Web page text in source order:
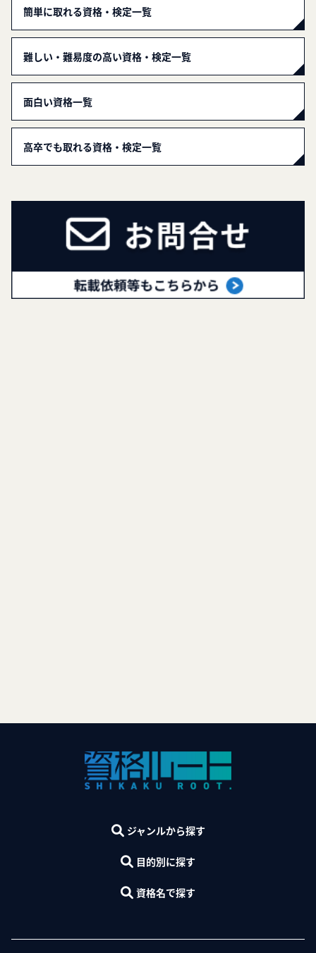
簡単に取れる資格・検定一覧
難しい・難易度の高い資格・検定一覧
面白い資格一覧
高卒でも取れる資格・検定一覧
ジャンルから探す
目的別に探す
資格名で探す